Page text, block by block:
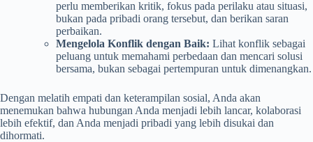
perlu memberikan kritik, fokus pada perilaku atau situasi,
bukan pada pribadi orang tersebut, dan berikan saran
perbaikan.
Mengelola Konflik dengan Baik: Lihat konflik sebagai
peluang untuk memahami perbedaan dan mencari solusi
bersama, bukan sebagai pertempuran untuk dimenangkan.
Dengan melatih empati dan keterampilan sosial, Anda akan
menemukan bahwa hubungan Anda menjadi lebih lancar, kolaborasi
lebih efektif, dan Anda menjadi pribadi yang lebih disukai dan
dihormati.